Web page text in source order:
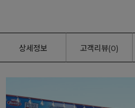
상세정보 고객리뷰(0)